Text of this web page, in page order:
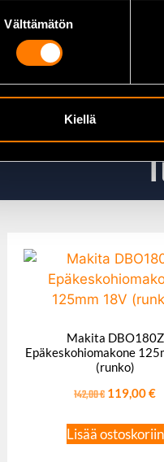
Välttämätön
Kiellä
Makita.fi
Makita DBO180Z
Epäkeskohiomakone
(runko)
142,00€ 119,00€
Lisää ostoskoriin